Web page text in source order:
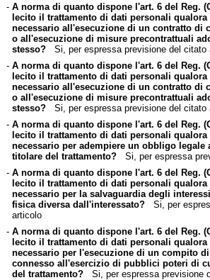
- A norma di quanto dispone l'art. 6 del Reg.
lecito il trattamento di dati personali qualora
necessario all'esecuzione di un contratto di
o all'esecuzione di misure precontrattuali
stesso?Si, per espressa previsione del citato
- A norma di quanto dispone l'art. 6 del Reg.
lecito il trattamento di dati personali qualora
necessario all'esecuzione di un contratto di
o all'esecuzione di misure precontrattuali
stesso?Si, per espressa previsione del citato
- A norma di quanto dispone l'art. 6 del Reg.
lecito il trattamento di dati personali qualora
necessario per adempiere un obbligo legale
titolare del trattamento?Si, per espressa
- A norma di quanto dispone l'art. 6 del Reg.
lecito il trattamento di dati personali qualora
necessario per la salvaguardia degli
fisica diversa dall'interessato?Si, per
articolo
- A norma di quanto dispone l'art. 6 del Reg.
lecito il trattamento di dati personali qualora
necessario per l'esecuzione di un compito
connesso all'esercizio di pubblici poteri di
del trattamento?Si, per espressa previsione